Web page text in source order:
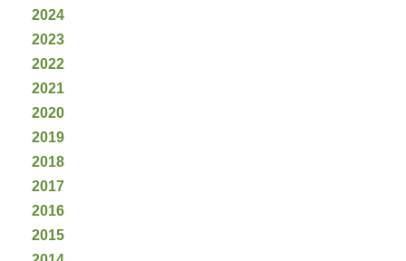
2024
2023
2022
2021
2020
2019
2018
2017
2016
2015